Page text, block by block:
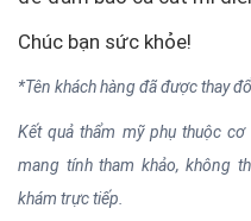
Chúc bạn sức khỏe!
*Tên khách hàng đã được thay
Kết quả thẩm mỹ phụ thuộc
mang tính tham khảo, không
khám trực tiếp.